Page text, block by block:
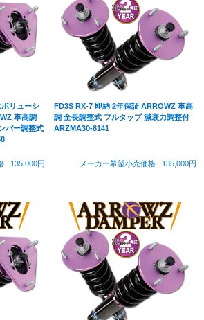
リューシ
車高調
バー調整式
135,000円
FD3S RX-7 即納 2年保証 ARROWZ 車高
調 全長調整式 フルタップ 減衰力調整付
ARZMA30-8141
メーカー希望小売価格 135,000円